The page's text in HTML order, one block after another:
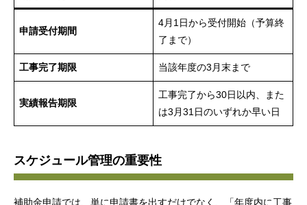
申請受付期間
4月1日から受付開始（予算終
了まで）
工事完了期限 当該年度の3月末まで
実績報告期限
工事完了から30日以内、また
は3月31日のいずれか早い日
スケジュール管理の重要性
補助金申請では、単に申請書を出すだけでなく、「年度内に工事